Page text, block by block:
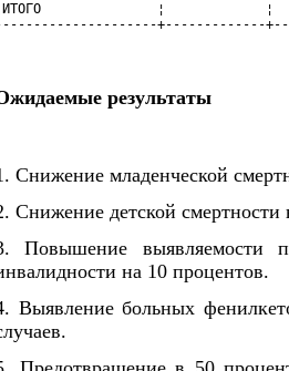
результаты
Снижение младенческой
Снижение детской
Повышение выявляемости
на 10 процентов.
Выявление больных